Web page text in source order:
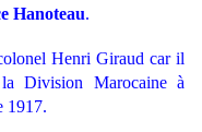
Hanoteau.
Henri Giraud car il
Division Marocaine à
1917.